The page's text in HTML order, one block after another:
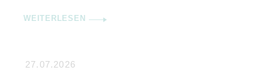
WEITERLESEN
27.07.2026